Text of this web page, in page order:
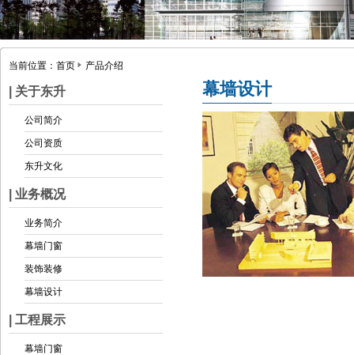
当前位置： 首页 产品介绍
| 关于东升
公司简介
公司资质
东升文化
| 业务概况
业务简介
幕墙门窗
装饰装修
幕墙设计
| 工程展示
幕墙门窗
幕墙设计